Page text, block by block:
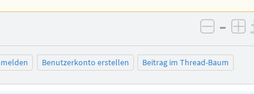
negativ
–
Benutzerkonto erstellen Beitrag im Thread-Baum